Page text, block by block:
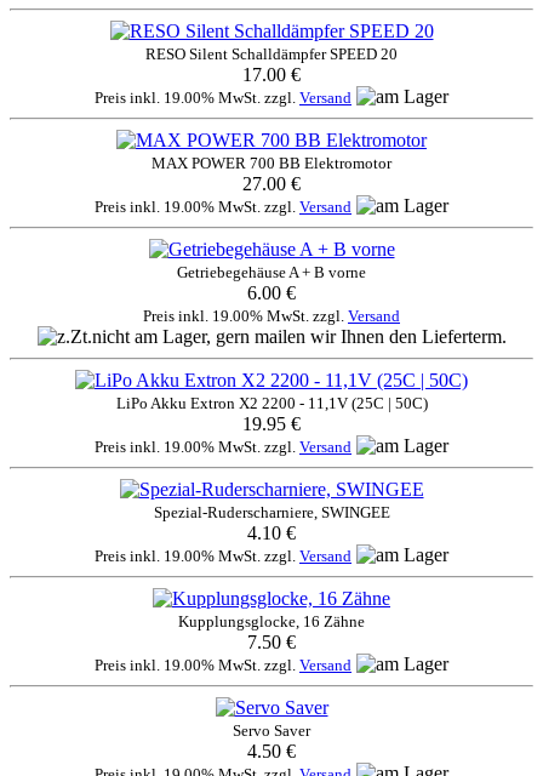
RESO Silent Schalldämpfer SPEED 20
17.00 €
Preis inkl. 19.00% MwSt. zzgl. Versand
MAX POWER 700 BB Elektromotor
27.00 €
Preis inkl. 19.00% MwSt. zzgl. Versand
Getriebegehäuse A + B vorne
6.00 €
Preis inkl. 19.00% MwSt. zzgl. Versand
LiPo Akku Extron X2 2200 - 11,1V (25C | 50C)
19.95 €
Preis inkl. 19.00% MwSt. zzgl. Versand
Spezial-Ruderscharniere, SWINGEE
4.10 €
Preis inkl. 19.00% MwSt. zzgl. Versand
Kupplungsglocke, 16 Zähne
7.50 €
Preis inkl. 19.00% MwSt. zzgl. Versand
Servo Saver
4.50 €